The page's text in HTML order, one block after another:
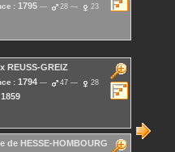
: 1795 28 23
REUSS-GREIZ
: 1794 47 28
1859
de HESSE-HOMBOURG